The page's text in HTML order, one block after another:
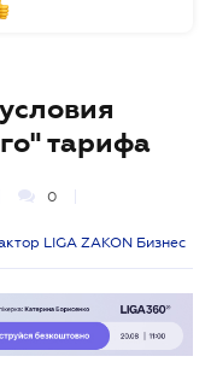
тарифа
0
LIGA ZAKON Бизнес